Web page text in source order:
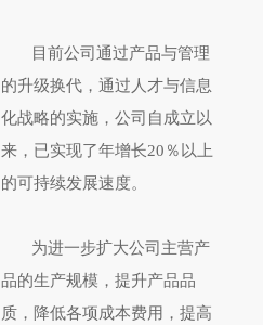
目前公司通过产品与管理
的升级换代，通过人才与信息
化战略的实施，公司自成立以
来，已实现了年增长20％以上
的可持续发展速度。
为进一步扩大公司主营产
品的生产规模，提升产品品
质，降低各项成本费用，提高